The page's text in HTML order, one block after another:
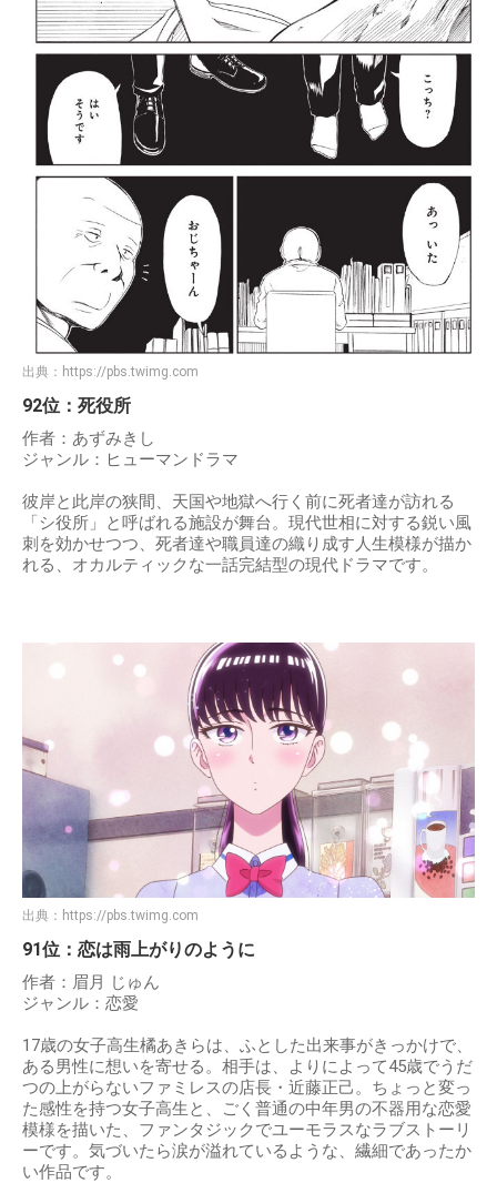
出典： https://pbs.twimg.com
92位：死役所
作者：あずみきし
ジャンル：ヒューマンドラマ
彼岸と此岸の狭間、天国や地獄へ行く前に死者達が訪れる
「シ役所」と呼ばれる施設が舞台。現代世相に対する鋭い風
刺を効かせつつ、死者達や職員達の織り成す人生模様が描か
れる、オカルティックな一話完結型の現代ドラマです。
出典： https://pbs.twimg.com
91位：恋は雨上がりのように
作者：眉月 じゅん
ジャンル：恋愛
17歳の女子高生橘あきらは、ふとした出来事がきっかけで、
ある男性に想いを寄せる。相手は、よりによって45歳でうだ
つの上がらないファミレスの店長・近藤正己。ちょっと変っ
た感性を持つ女子高生と、ごく普通の中年男の不器用な恋愛
模様を描いた、ファンタジックでユーモラスなラブストーリ
ーです。気づいたら涙が溢れているような、繊細であったか
い作品です。